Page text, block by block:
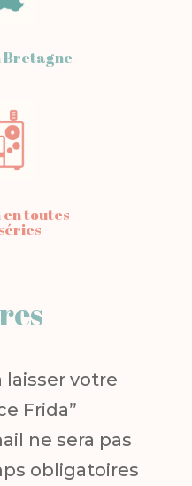
Bretagne
en toutes
laisser votre
Frida”
ne sera pas
obligatoires